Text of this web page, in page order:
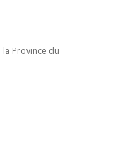
Province du